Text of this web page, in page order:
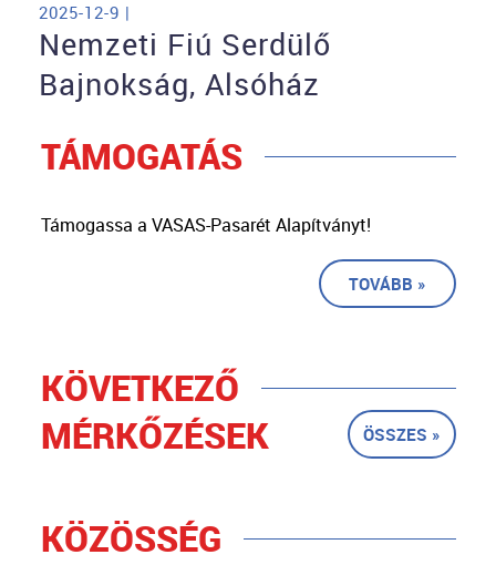
2025-12-9 |
Nemzeti Fiú Serdülő
Bajnokság, Alsóház
TÁMOGATÁS
Támogassa a VASAS-Pasarét Alapítványt!
TOVÁBB »
KÖVETKEZŐ
MÉRKŐZÉSEK
ÖSSZES »
KÖZÖSSÉG